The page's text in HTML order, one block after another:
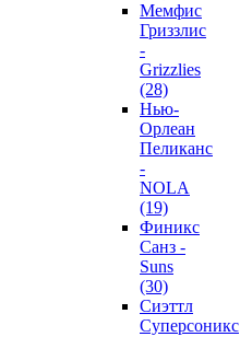
Мемфис
Гриззлис
-
Grizzlies
(28)
Нью-
Орлеан
Пеликанс
-
NOLA
(19)
Финикс
Санз -
Suns
(30)
Сиэттл
Суперсоникс